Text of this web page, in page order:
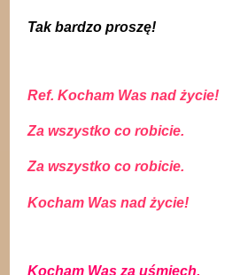
Tak bardzo proszę!
Ref. Kocham Was nad życie!
Za wszystko co robicie.
Za wszystko co robicie.
Kocham Was nad życie!
Kocham Was za uśmiech.